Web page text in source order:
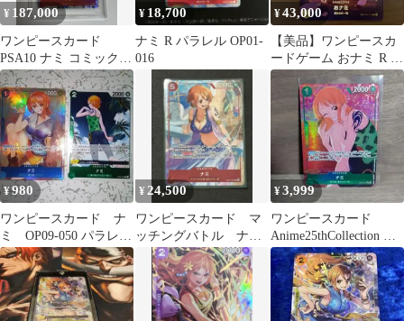
¥ 187,000
ワンピースカード
PSA10 ナミ コミックパ
ラレル 【最終特価】
¥ 18,700
ナミ R パラレル OP01-
016
¥43,000
【美品】ワンピースカ
ードゲーム おナミ R sp
OP06-101 パラレル
¥980
ワンピースカード ナ
ミ OP09-050 パラレ
ル R おまけナミつ
き
¥ 24,500
ワンピースカード マ
ッチングバトル ナ
ミ プロモ
¥3,999
ワンピースカード
Anime25thCollection ナ
ミ R パラレル